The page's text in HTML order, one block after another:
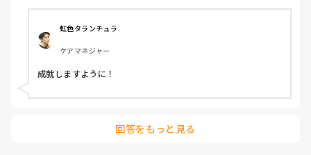
ね。非常勤、無資格でもやってる人はやってる。この違いっ
てなんなんだろうね。どれくらい経つとやらせてもらえるん
だろうね。
私が、指導者に回れとか、ていうか入って1カ月経とうとし
てるが、トランスパッド交換、まだ9カ月弱、男性3カ月しか
不安ですね、それにトランスとパッド交換を勉強して欲しい
と、主任に言われたばかりです。
👧🏻「そろそろ更衣始めようかなとは思ってます」って話し
たりして。近々家族さんとの話し合いもあるから、👦🏻「今
度面談ですもんね。出られますか？」👧🏻「その日、夜勤で
誰かに頼もうと思ってます」👦🏻「またなんかあれば（もっ
ぴさんに）聞きますし、（僕にも）聞いて下さい」って言っ
てくれて。
このやり取りをした夕方に、話してた入所者さんがちょうど
虹色タランチュラ
ケアマネジャー
成就しますように！
回答をもっと見る